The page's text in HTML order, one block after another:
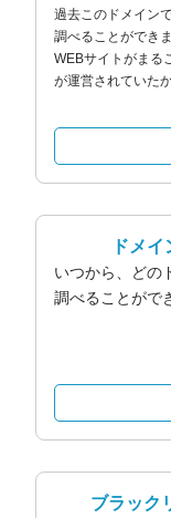
過去このドメイン
調べることができ
WEBサイトがまる
が運営されていた
ドメ
いつから、どの
調べることがで
ブラック